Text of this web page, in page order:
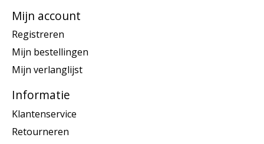
Mijn account
Registreren
Mijn bestellingen
Mijn verlanglijst
Informatie
Klantenservice
Retourneren